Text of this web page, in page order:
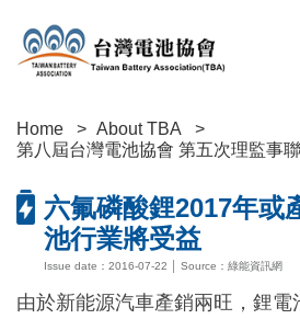
Home
About TBA
第八屆台灣電池協會 第五次理監事
六氟磷酸鋰2017年或
池行業將受益
Issue date：2016-07-22 │ Source：綠能資訊網
由於新能源汽車產銷兩旺，鋰電